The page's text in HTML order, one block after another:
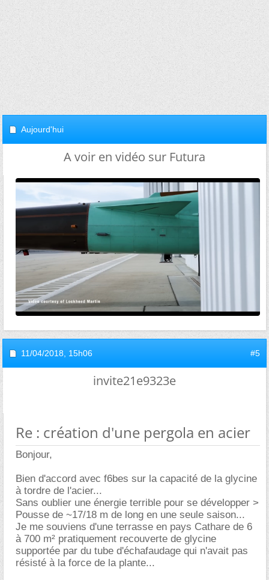
Aujourd'hui
A voir en vidéo sur Futura
11/04/2018, 15h06 #5
invite21e9323e
Re : création d'une pergola en acier
Bonjour,
Bien d'accord avec f6bes sur la capacité de la glycine
à tordre de l'acier...
Sans oublier une énergie terrible pour se développer >
Pousse de ~17/18 m de long en une seule saison...
Je me souviens d'une terrasse en pays Cathare de 6
à 700 m² pratiquement recouverte de glycine
supportée par du tube d'échafaudage qui n'avait pas
résisté à la force de la plante...